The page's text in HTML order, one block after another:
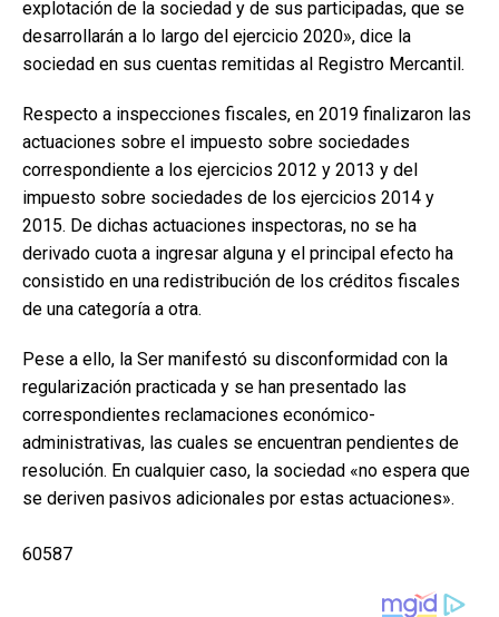
explotación de la sociedad y de sus participadas, que se
desarrollarán a lo largo del ejercicio 2020», dice la
sociedad en sus cuentas remitidas al Registro Mercantil.
Respecto a inspecciones fiscales, en 2019 finalizaron las
actuaciones sobre el impuesto sobre sociedades
correspondiente a los ejercicios 2012 y 2013 y del
impuesto sobre sociedades de los ejercicios 2014 y
2015. De dichas actuaciones inspectoras, no se ha
derivado cuota a ingresar alguna y el principal efecto ha
consistido en una redistribución de los créditos fiscales
de una categoría a otra.
Pese a ello, la Ser manifestó su disconformidad con la
regularización practicada y se han presentado las
correspondientes reclamaciones económico-
administrativas, las cuales se encuentran pendientes de
resolución. En cualquier caso, la sociedad «no espera que
se deriven pasivos adicionales por estas actuaciones».
60587